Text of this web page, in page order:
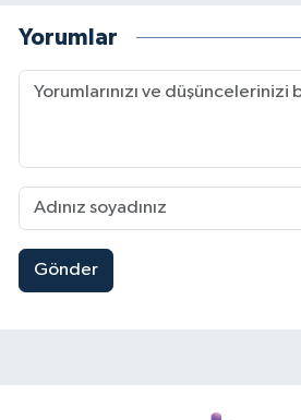
Yorumlar
Gönder